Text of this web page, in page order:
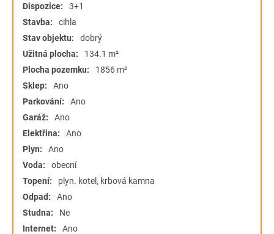
Dispozice:
3+1
Stavba:
cihla
Stav objektu:
dobrý
Užitná plocha:
134.1 m²
Plocha pozemku:
1856 m²
Sklep:
Ano
Parkování:
Ano
Garáž:
Ano
Elektřina:
Ano
Plyn:
Ano
Voda:
obecní
Topení:
plyn. kotel, krbová kamna
Odpad:
Ano
Studna:
Ne
Internet:
Ano